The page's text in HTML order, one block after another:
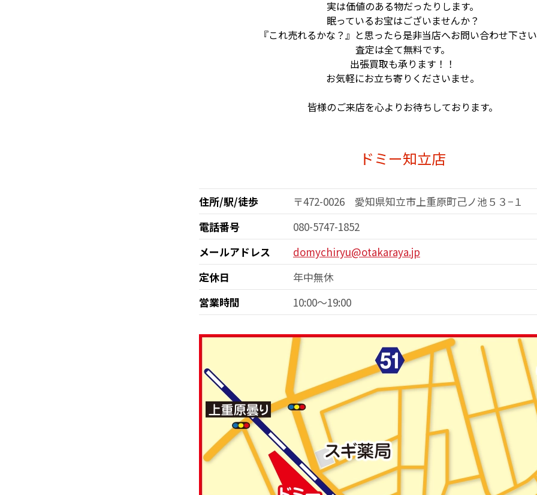
実は価値のある物だったりします。
眠っているお宝はございませんか？
『これ売れるかな？』と思ったら是非当店へお問い合わせ下さ
査定は全て無料です。
出張買取も承ります！！
お気軽にお立ち寄りくださいませ。
皆様のご来店を心よりお待ちしております。
ドミー知立店
住所/駅/徒歩
〒472-0026 愛知県知立市上重原町己ノ池５３−１
電話番号
080-5747-1852
メールアドレス
domychiryu@otakaraya.jp
定休日
年中無休
営業時間
10:00～19:00